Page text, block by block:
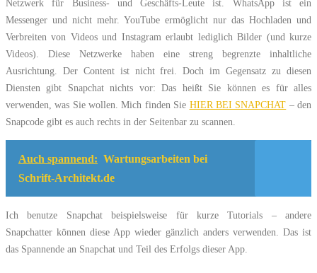
Netzwerk für Business- und Geschäfts-Leute ist. WhatsApp ist ein
Messenger und nicht mehr. YouTube ermöglicht nur das Hochladen und
Verbreiten von Videos und Instagram erlaubt lediglich Bilder (und kurze
Videos). Diese Netzwerke haben eine streng begrenzte inhaltliche
Ausrichtung. Der Content ist nicht frei. Doch im Gegensatz zu diesen
Diensten gibt Snapchat nichts vor: Das heißt Sie können es für alles
verwenden, was Sie wollen. Mich finden Sie HIER BEI SNAPCHAT – den
Snapcode gibt es auch rechts in der Seitenbar zu scannen.
Auch spannend: Wartungsarbeiten bei
Schrift-Architekt.de
Ich benutze Snapchat beispielsweise für kurze Tutorials – andere
Snapchatter können diese App wieder gänzlich anders verwenden. Das ist
das Spannende an Snapchat und Teil des Erfolgs dieser App.